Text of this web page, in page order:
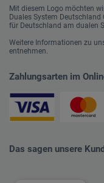
Mit diesem Logo möchten
Duales System
für Deutschland am dualen
Weitere Informationen zu
entnehmen.
Zahlungsarten im
Das sagen unsere